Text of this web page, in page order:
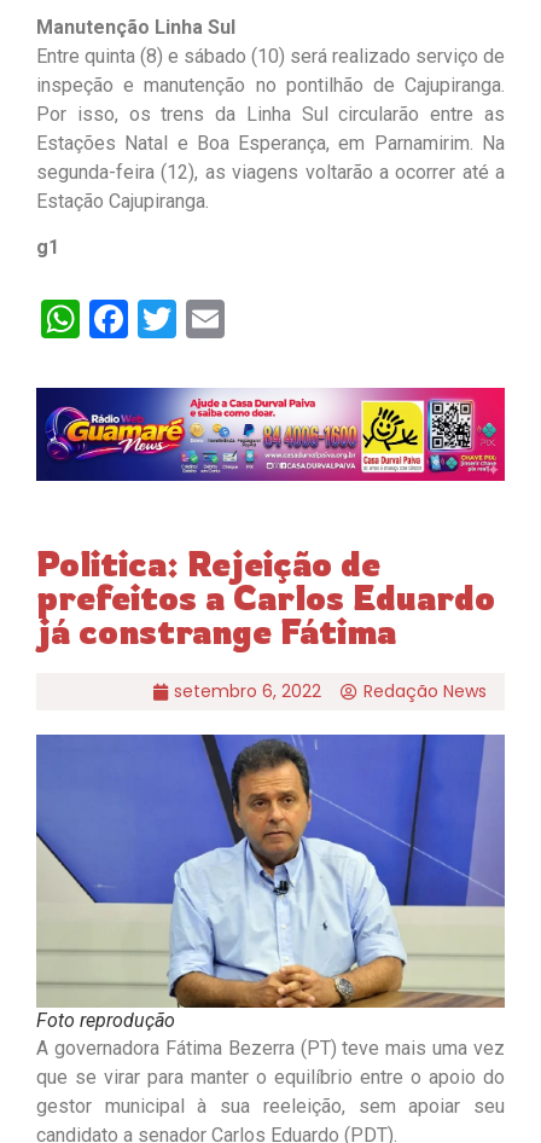
Manutenção Linha Sul
Entre quinta (8) e sábado (10) será realizado serviço de
inspeção e manutenção no pontilhão de Cajupiranga.
Por isso, os trens da Linha Sul circularão entre as
Estações Natal e Boa Esperança, em Parnamirim. Na
segunda-feira (12), as viagens voltarão a ocorrer até a
Estação Cajupiranga.
g1
WhatsApp
Facebook
Twitter
Politica: Rejeição de
prefeitos a Carlos Eduardo
já constrange Fátima
setembro 6, 2022 Redação News
Foto reprodução
A governadora Fátima Bezerra (PT) teve mais uma vez
que se virar para manter o equilíbrio entre o apoio do
gestor municipal à sua reeleição, sem apoiar seu
candidato a senador Carlos Eduardo (PDT).